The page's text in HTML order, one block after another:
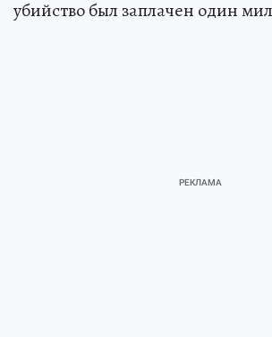
убийство был заплачен один